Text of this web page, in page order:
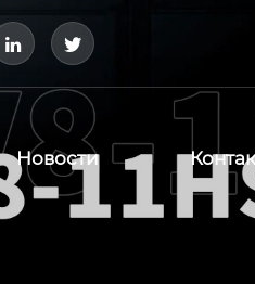
 
Новости